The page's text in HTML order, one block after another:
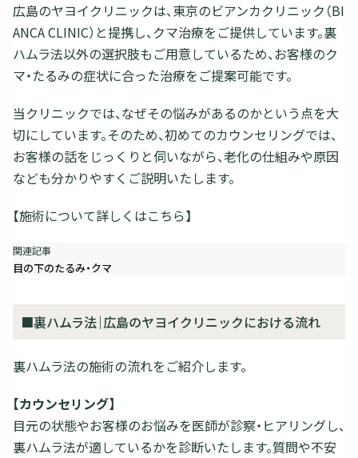
広島のヤヨイクリニックは、東京のビアンカクリニック（BI
ANCA CLINIC）と提携し、クマ治療をご提供しています。裏
ハムラ法以外の選択肢もご用意しているため、お客様のク
マ・たるみの症状に合った治療をご提案可能です。
当クリニックでは、なぜその悩みがあるのかという点を大
切にしています。そのため、初めてのカウンセリングでは、
お客様の話をじっくりと伺いながら、老化の仕組みや原因
なども分かりやすくご説明いたします。
【施術について詳しくはこちら】
目の下のたるみ・クマ
■裏ハムラ法｜広島のヤヨイクリニックにおける流れ
裏ハムラ法の施術の流れをご紹介します。
【カウンセリング】
目元の状態やお客様のお悩みを医師が診察・ヒアリングし、
裏ハムラ法が適しているかを診断いたします。質問や不安